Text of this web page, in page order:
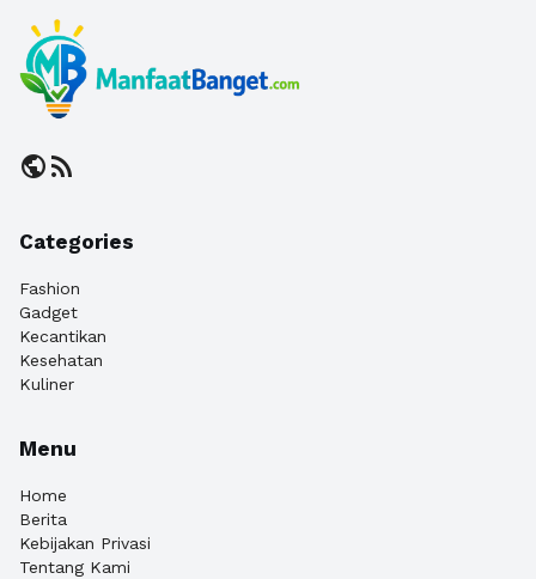
publicrss_feed
Categories
Fashion
Gadget
Kecantikan
Kesehatan
Kuliner
Menu
Home
Berita
Kebijakan Privasi
Tentang Kami